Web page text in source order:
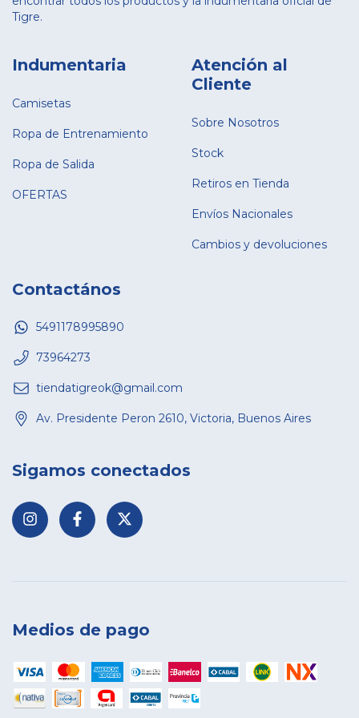
Tigre.
Indumentaria
Camisetas
Ropa de Entrenamiento
Ropa de Salida
OFERTAS
Atención al
Cliente
Sobre Nosotros
Stock
Retiros en Tienda
Envíos Nacionales
Cambios y devoluciones
Contactános
5491178995890
73964273
tiendatigreok@gmail.com
Av. Presidente Peron 2610, Victoria, Buenos Aires
Sigamos conectados
Medios de pago